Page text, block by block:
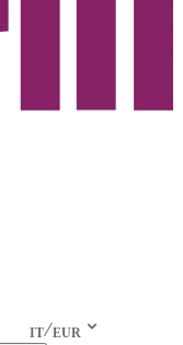
IT EUR